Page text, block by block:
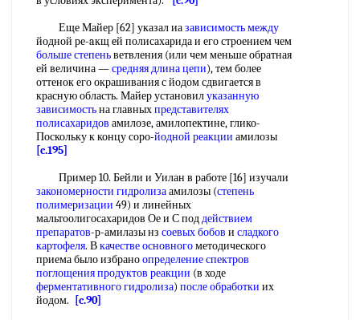
Еще Майер [62] указал иазависимость между
йодной ре-aкщ eй полисахарида и его строением чем
больше степеньветвления (или чем меньше обратная
ей величина —средняя длина цепи), тем более
оттенок его окрашивания с йодом сдвигается в
красную область. Майер установилуказанную
зависимостьна главныхпредставителях
полисахаридов амилозе, амилопектине, глико-
Поскольку к концу соро-йодной реакции амилозы
[c.195]
Пример 10. Бейли и Уилан в работе [16] изучали
закономерности гидролизаамилозы (степень
полимеризации 49) и линейных
мальтоолигосахаридов Ое и С поддействием
препаратов-р-амилазы нз соевых бобов и сладкого
картофеля. Вкачестве основногометодического
приема было избраноопределение спектров
поглощенияпродуктов реакции (в ходе
ферментативного гидролиза) после обработки их
йодом.
[c.90]